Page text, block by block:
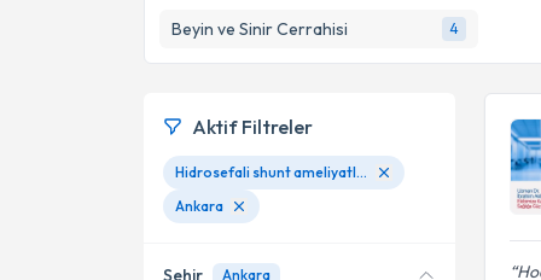
Beyin ve Sinir Cerrahisi
4
Aktif Filtreler
Hidrosefali shunt ameliyatları
Ankara
Şehir Ankara